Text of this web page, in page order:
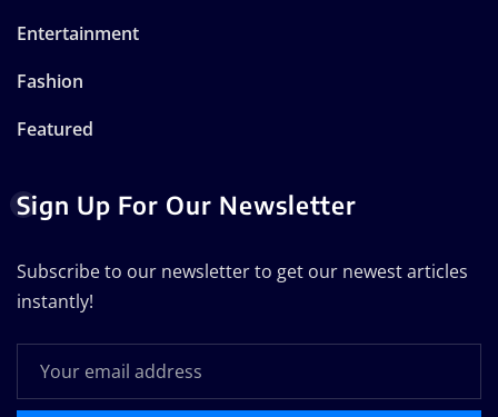
Entertainment
Fashion
Featured
Sign Up For Our Newsletter
Subscribe to our newsletter to get our newest articles
instantly!